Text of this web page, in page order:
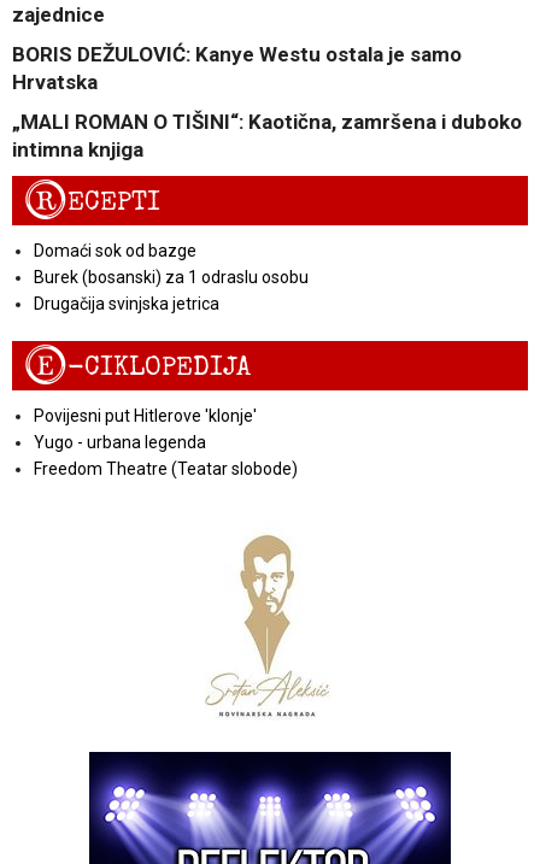
zajednice
BORIS DEŽULOVIĆ: Kanye Westu ostala je samo
Hrvatska
„MALI ROMAN O TIŠINI“: Kaotična, zamršena i duboko
intimna knjiga
RECEPTI
Domaći sok od bazge
Burek (bosanski) za 1 odraslu osobu
Drugačija svinjska jetrica
E-CIKLOPEDIJA
Povijesni put Hitlerove 'klonje'
Yugo - urbana legenda
Freedom Theatre (Teatar slobode)